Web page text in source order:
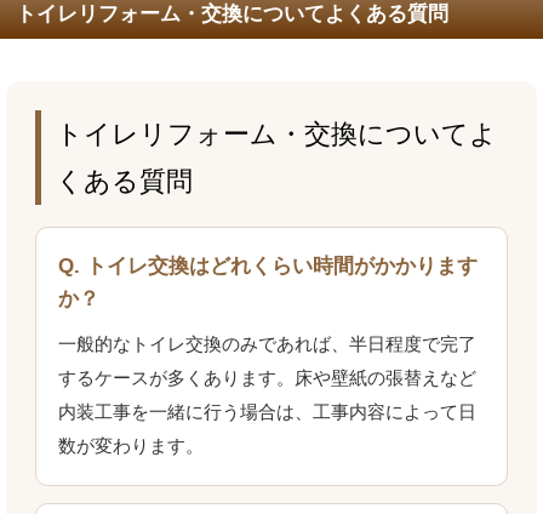
トイレリフォーム・交換についてよくある質問
トイレリフォーム・交換についてよ
くある質問
Q. トイレ交換はどれくらい時間がかかります
か？
一般的なトイレ交換のみであれば、半日程度で完了
するケースが多くあります。床や壁紙の張替えなど
内装工事を一緒に行う場合は、工事内容によって日
数が変わります。